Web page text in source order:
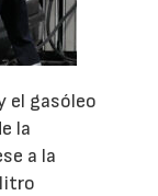
el gasóleo
la
a la